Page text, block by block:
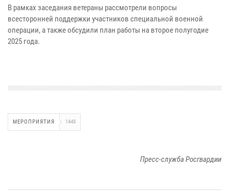
В рамках заседания ветераны рассмотрели вопросы
всесторонней поддержки участников специальной военной
операции, а также обсудили план работы на второе полугодие
2025 года.
МЕРОПРИЯТИЯ 1449
Пресс-служба Росгвардии